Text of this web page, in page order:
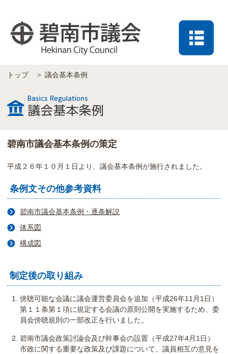
トップ＞ 議会基本条例
碧南市議会基本条例の策定
平成２６年１０月１日より、議会基本条例が施行されました。
条例文その他参考資料
碧南市議会基本条例・逐条解説
体系図
構成図
制定後の取り組み
傍聴可能な会議に議会運営委員会を追加（平成26年11月1日）
第１１条第１項に規定する会議の原則公開を実施するため、委
員会傍聴規則の一部改正を行いました。
碧南市議会政策討論会及び幹事会の設置（平成27年4月1日）
市政に関する重要な政策及び課題について、議員相互の意見を